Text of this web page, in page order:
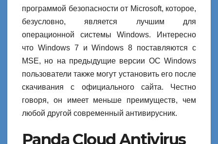
программой безопасности от Microsoft, которое,
безусловно, является лучшим для
операционной системы Windows. Интересно
что Windows 7 и Windows 8 поставляются с
MSE, но на предыдущие версии ОС Windows
пользователи также могут установить его после
скачивания с официального сайта. Честно
говоря, он имеет меньше преимуществ, чем
любой другой современный антивирусник.
Panda Cloud Antivirus